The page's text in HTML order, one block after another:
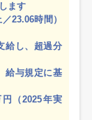
ます
23.06時間）
給し、超過分
給与規定に基
（2025年実